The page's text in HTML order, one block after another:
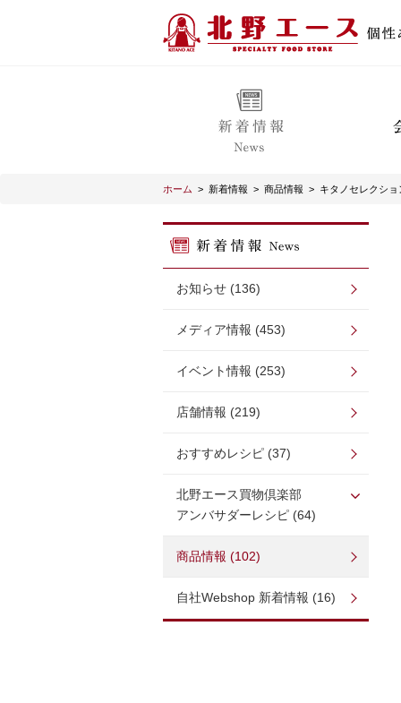
ホーム > 新着情報 > 商品情報 > キタノセレクシ
お知らせ (136)
メディア情報 (453)
イベント情報 (253)
店舗情報 (219)
おすすめレシピ (37)
北野エース買物倶楽部
アンバサダーレシピ (64)
商品情報 (102)
自社Webshop 新着情報 (16)